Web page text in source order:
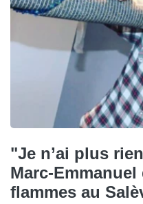
"Je n’ai plus
Marc-
flammes au